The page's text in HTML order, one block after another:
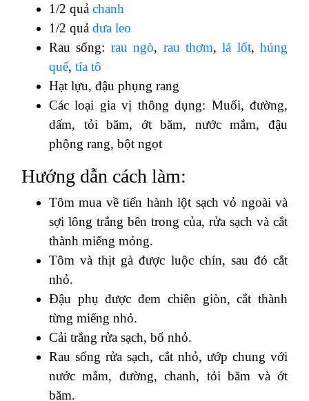
1/2 quả chanh
1/2 quả dưa leo
Rau sống: rau ngò, rau thơm, lá lốt, húng
quế, tía tô
Hạt lựu, đậu phụng rang
Các loại gia vị thông dụng: Muối, đường,
dấm, tỏi băm, ớt băm, nước mắm, đậu
phộng rang, bột ngọt
Hướng dẫn cách làm:
Tôm mua về tiến hành lột sạch vỏ ngoài và
sợi lông trắng bên trong của, rửa sạch và cắt
thành miếng mỏng.
Tôm và thịt gà được luộc chín, sau đó cắt
nhỏ.
Đậu phụ được đem chiên giòn, cắt thành
từng miếng nhỏ.
Cải trắng rửa sạch, bổ nhỏ.
Rau sống rửa sạch, cắt nhỏ, ướp chung với
nước mắm, đường, chanh, tỏi băm và ớt
băm.